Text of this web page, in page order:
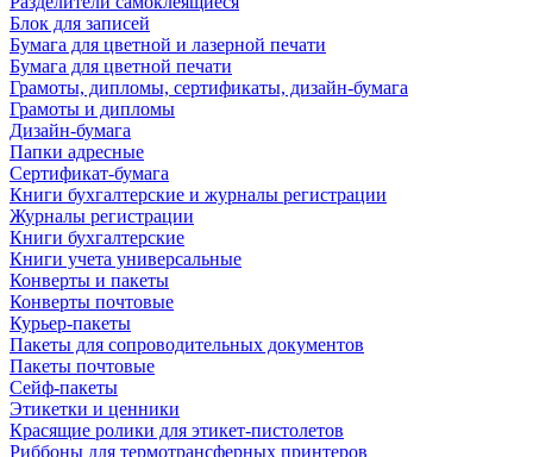
Блок для записей
Бумага для цветной и лазерной печати
Бумага для цветной печати
Грамоты, дипломы, сертификаты, дизайн-бумага
Грамоты и дипломы
Дизайн-бумага
Папки адресные
Сертификат-бумага
Книги бухгалтерские и журналы регистрации
Журналы регистрации
Книги бухгалтерские
Книги учета универсальные
Конверты и пакеты
Конверты почтовые
Курьер-пакеты
Пакеты для сопроводительных документов
Пакеты почтовые
Сейф-пакеты
Этикетки и ценники
Красящие ролики для этикет-пистолетов
Риббоны для термотрансферных принтеров